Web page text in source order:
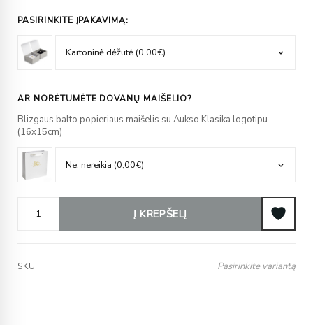
PASIRINKITE ĮPAKAVIMĄ:
AR NORĖTUMĖTE DOVANŲ MAIŠELIO?
Blizgaus balto popieriaus maišelis su Aukso Klasika logotipu
(16x15cm)
Į KREPŠELĮ
SKU Pasirinkite variantą